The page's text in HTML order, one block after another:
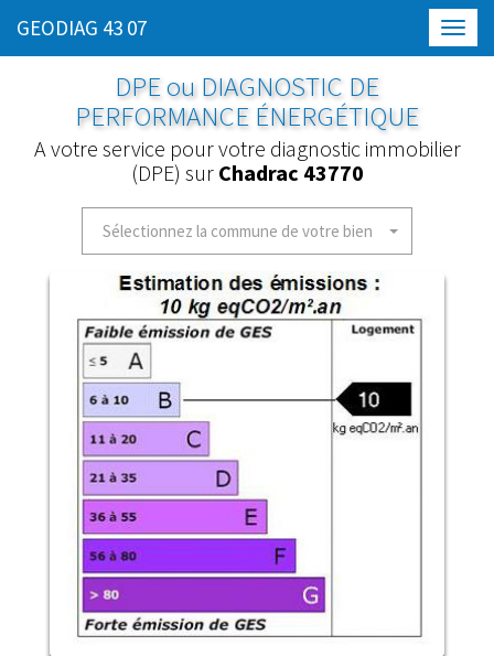
GEODIAG 43 07
DPE ou DIAGNOSTIC DE
PERFORMANCE ÉNERGÉTIQUE
A votre service pour votre diagnostic immobilier
(DPE) sur Chadrac 43770
Sélectionnez la commune de votre bien